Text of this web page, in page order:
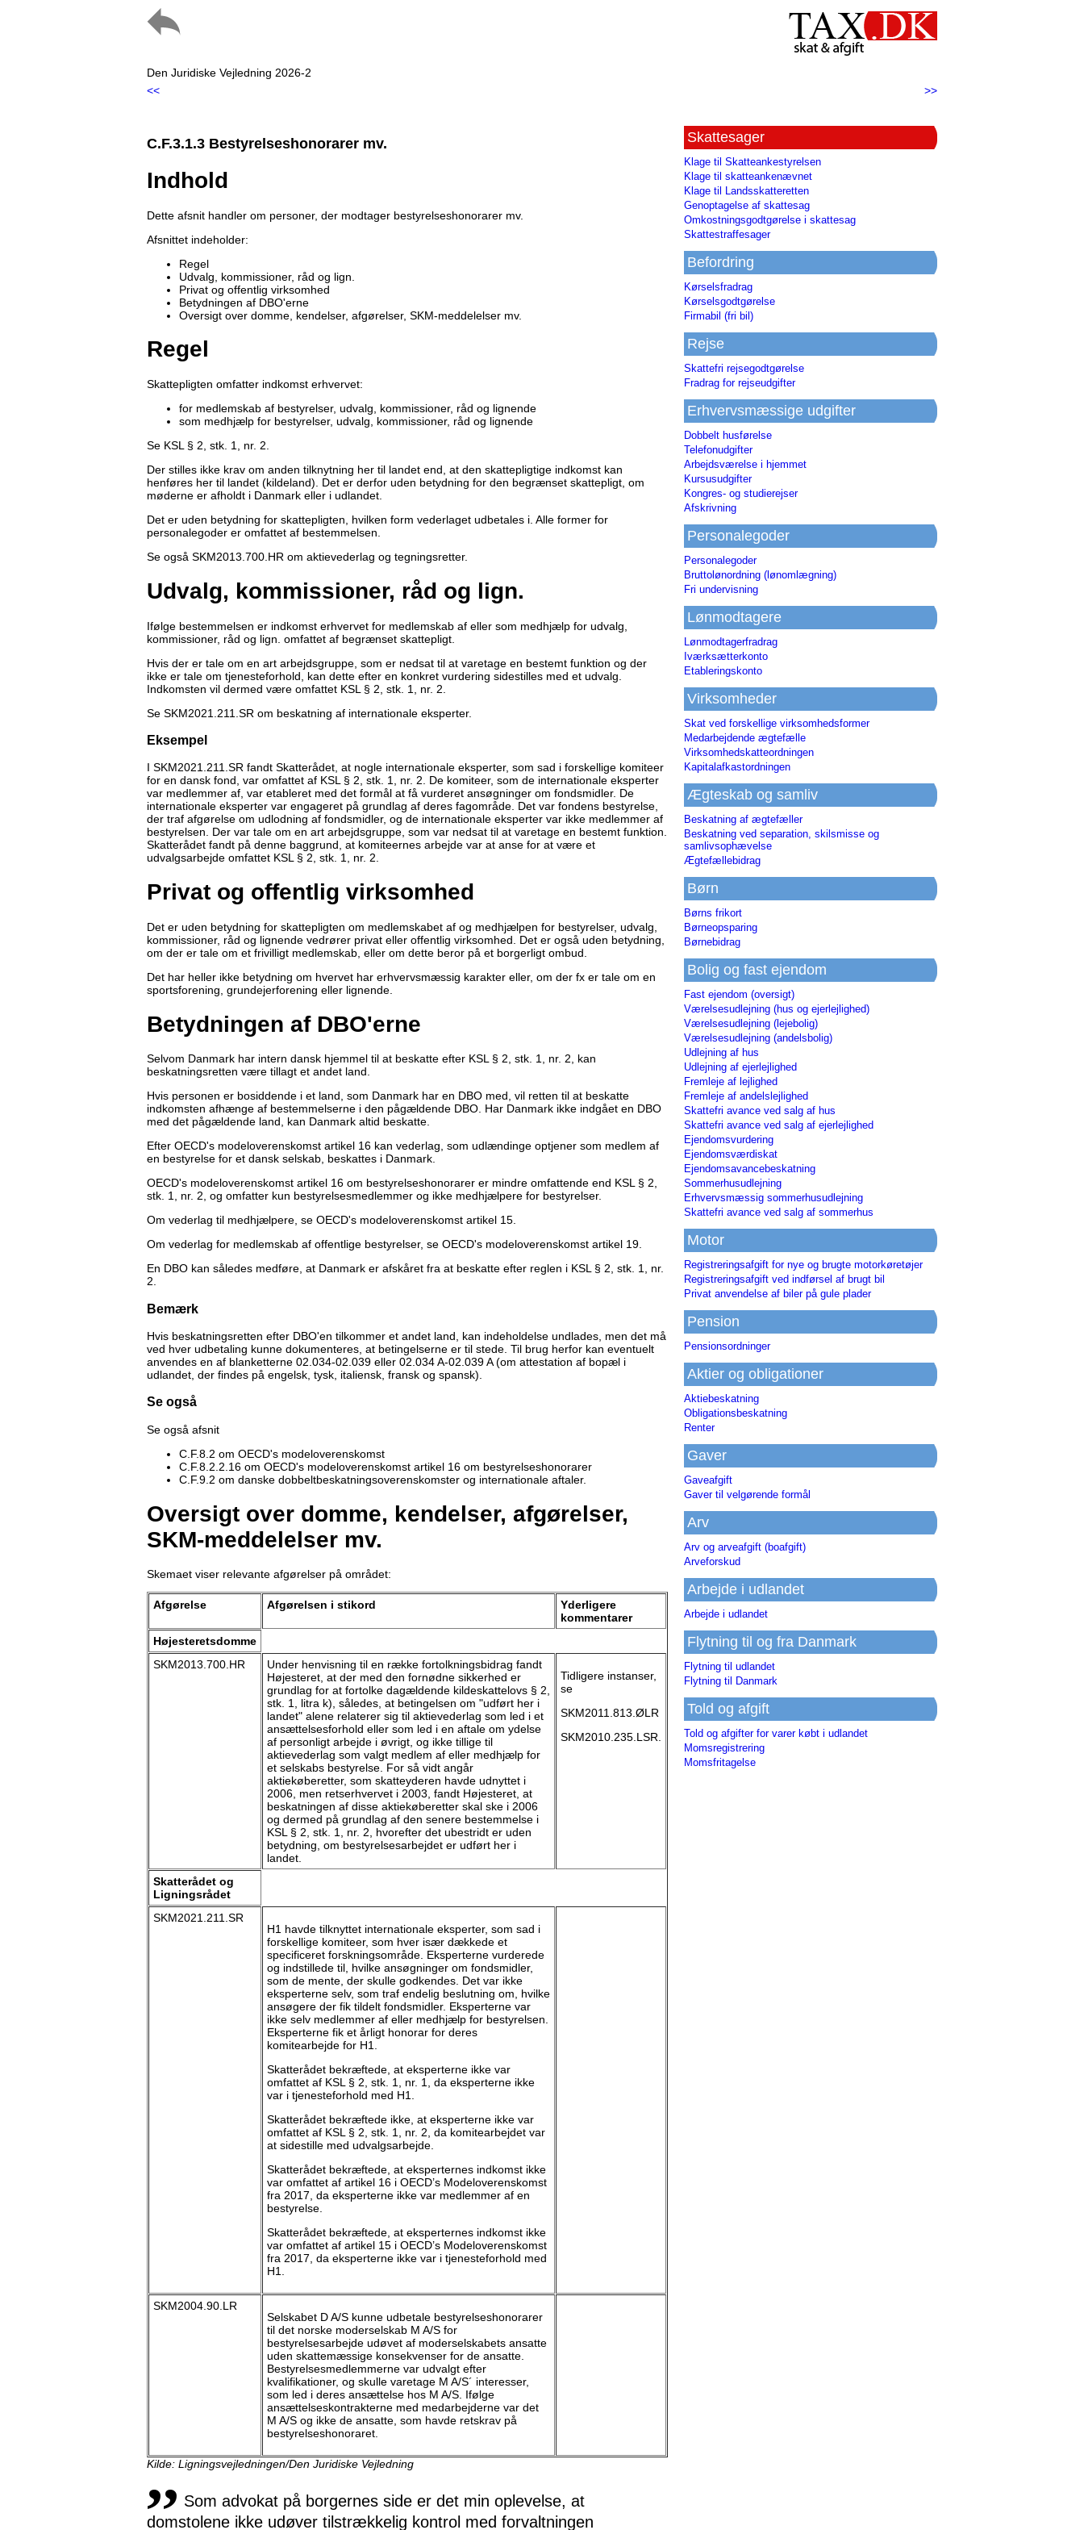
Den Juridiske Vejledning 2026-2
<<
>>
C.F.3.1.3 Bestyrelseshonorarer mv.
Indhold
Dette afsnit handler om personer, der modtager bestyrelseshonorarer mv.
Afsnittet indeholder:
Regel
Udvalg, kommissioner, råd og lign.
Privat og offentlig virksomhed
Betydningen af DBO'erne
Oversigt over domme, kendelser, afgørelser, SKM-meddelelser mv.
Regel
Skattepligten omfatter indkomst erhvervet:
for medlemskab af bestyrelser, udvalg, kommissioner, råd og lignende
som medhjælp for bestyrelser, udvalg, kommissioner, råd og lignende
Se KSL § 2, stk. 1, nr. 2.
Der stilles ikke krav om anden tilknytning her til landet end, at den skattepligtige indkomst kan
henføres her til landet (kildeland). Det er derfor uden betydning for den begrænset skattepligt, om
møderne er afholdt i Danmark eller i udlandet.
Det er uden betydning for skattepligten, hvilken form vederlaget udbetales i. Alle former for
personalegoder er omfattet af bestemmelsen.
Se også SKM2013.700.HR om aktievederlag og tegningsretter.
Udvalg, kommissioner, råd og lign.
Ifølge bestemmelsen er indkomst erhvervet for medlemskab af eller som medhjælp for udvalg,
kommissioner, råd og lign. omfattet af begrænset skattepligt.
Hvis der er tale om en art arbejdsgruppe, som er nedsat til at varetage en bestemt funktion og der
ikke er tale om tjenesteforhold, kan dette efter en konkret vurdering sidestilles med et udvalg.
Indkomsten vil dermed være omfattet KSL § 2, stk. 1, nr. 2.
Se SKM2021.211.SR om beskatning af internationale eksperter.
Eksempel
I SKM2021.211.SR fandt Skatterådet, at nogle internationale eksperter, som sad i forskellige komiteer
for en dansk fond, var omfattet af KSL § 2, stk. 1, nr. 2. De komiteer, som de internationale eksperter
var medlemmer af, var etableret med det formål at få vurderet ansøgninger om fondsmidler. De
internationale eksperter var engageret på grundlag af deres fagområde. Det var fondens bestyrelse,
der traf afgørelse om udlodning af fondsmidler, og de internationale eksperter var ikke medlemmer af
bestyrelsen. Der var tale om en art arbejdsgruppe, som var nedsat til at varetage en bestemt funktion.
Skatterådet fandt på denne baggrund, at komiteernes arbejde var at anse for at være et
udvalgsarbejde omfattet KSL § 2, stk. 1, nr. 2.
Privat og offentlig virksomhed
Det er uden betydning for skattepligten om medlemskabet af og medhjælpen for bestyrelser, udvalg,
kommissioner, råd og lignende vedrører privat eller offentlig virksomhed. Det er også uden betydning,
om der er tale om et frivilligt medlemskab, eller om dette beror på et borgerligt ombud.
Det har heller ikke betydning om hvervet har erhvervsmæssig karakter eller, om der fx er tale om en
sportsforening, grundejerforening eller lignende.
Betydningen af DBO'erne
Selvom Danmark har intern dansk hjemmel til at beskatte efter KSL § 2, stk. 1, nr. 2, kan
beskatningsretten være tillagt et andet land.
Hvis personen er bosiddende i et land, som Danmark har en DBO med, vil retten til at beskatte
indkomsten afhænge af bestemmelserne i den pågældende DBO. Har Danmark ikke indgået en DBO
med det pågældende land, kan Danmark altid beskatte.
Efter OECD's modeloverenskomst artikel 16 kan vederlag, som udlændinge optjener som medlem af
en bestyrelse for et dansk selskab, beskattes i Danmark.
OECD's modeloverenskomst artikel 16 om bestyrelseshonorarer er mindre omfattende end KSL § 2,
stk. 1, nr. 2, og omfatter kun bestyrelsesmedlemmer og ikke medhjælpere for bestyrelser.
Om vederlag til medhjælpere, se OECD's modeloverenskomst artikel 15.
Om vederlag for medlemskab af offentlige bestyrelser, se OECD's modeloverenskomst artikel 19.
En DBO kan således medføre, at Danmark er afskåret fra at beskatte efter reglen i KSL § 2, stk. 1, nr.
2.
Bemærk
Hvis beskatningsretten efter DBO'en tilkommer et andet land, kan indeholdelse undlades, men det må
ved hver udbetaling kunne dokumenteres, at betingelserne er til stede. Til brug herfor kan eventuelt
anvendes en af blanketterne 02.034-02.039 eller 02.034 A-02.039 A (om attestation af bopæl i
udlandet, der findes på engelsk, tysk, italiensk, fransk og spansk).
Se også
Se også afsnit
C.F.8.2 om OECD's modeloverenskomst
C.F.8.2.2.16 om OECD's modeloverenskomst artikel 16 om bestyrelseshonorarer
C.F.9.2 om danske dobbeltbeskatningsoverenskomster og internationale aftaler.
Oversigt over domme, kendelser, afgørelser,
SKM-meddelelser mv.
Skemaet viser relevante afgørelser på området:
Afgørelse Afgørelsen i stikord
Yderligere
kommentarer
Højesteretsdomme
SKM2013.700.HR
Under henvisning til en række fortolkningsbidrag fandt
Højesteret, at der med den fornødne sikkerhed er
grundlag for at fortolke dagældende kildeskattelovs § 2,
stk. 1, litra k), således, at betingelsen om "udført her i
landet" alene relaterer sig til aktievederlag som led i et
ansættelsesforhold eller som led i en aftale om ydelse
af personligt arbejde i øvrigt, og ikke tillige til
aktievederlag som valgt medlem af eller medhjælp for
et selskabs bestyrelse. For så vidt angår
aktiekøberetter, som skatteyderen havde udnyttet i
2006, men retserhvervet i 2003, fandt Højesteret, at
beskatningen af disse aktiekøberetter skal ske i 2006
og dermed på grundlag af den senere bestemmelse i
KSL § 2, stk. 1, nr. 2, hvorefter det ubestridt er uden
betydning, om bestyrelsesarbejdet er udført her i
landet.
Tidligere instanser,
se
SKM2011.813.ØLR
SKM2010.235.LSR.
Skatterådet og
Ligningsrådet
SKM2021.211.SR
H1 havde tilknyttet internationale eksperter, som sad i
forskellige komiteer, som hver især dækkede et
specificeret forskningsområde. Eksperterne vurderede
og indstillede til, hvilke ansøgninger om fondsmidler,
som de mente, der skulle godkendes. Det var ikke
eksperterne selv, som traf endelig beslutning om, hvilke
ansøgere der fik tildelt fondsmidler. Eksperterne var
ikke selv medlemmer af eller medhjælp for bestyrelsen.
Eksperterne fik et årligt honorar for deres
komitearbejde for H1.
Skatterådet bekræftede, at eksperterne ikke var
omfattet af KSL § 2, stk. 1, nr. 1, da eksperterne ikke
var i tjenesteforhold med H1.
Skatterådet bekræftede ikke, at eksperterne ikke var
omfattet af KSL § 2, stk. 1, nr. 2, da komitearbejdet var
at sidestille med udvalgsarbejde.
Skatterådet bekræftede, at eksperternes indkomst ikke
var omfattet af artikel 16 i OECD’s Modeloverenskomst
fra 2017, da eksperterne ikke var medlemmer af en
bestyrelse.
Skatterådet bekræftede, at eksperternes indkomst ikke
var omfattet af artikel 15 i OECD’s Modeloverenskomst
fra 2017, da eksperterne ikke var i tjenesteforhold med
H1.
SKM2004.90.LR
Selskabet D A/S kunne udbetale bestyrelseshonorarer
til det norske moderselskab M A/S for
bestyrelsesarbejde udøvet af moderselskabets ansatte
uden skattemæssige konsekvenser for de ansatte.
Bestyrelsesmedlemmerne var udvalgt efter
kvalifikationer, og skulle varetage M A/S´ interesser,
som led i deres ansættelse hos M A/S. Ifølge
ansættelseskontrakterne med medarbejderne var det
M A/S og ikke de ansatte, som havde retskrav på
bestyrelseshonoraret.
Kilde: Ligningsvejledningen/Den Juridiske Vejledning
,, Som advokat på borgernes side er det min oplevelse, at
domstolene ikke udøver tilstrækkelig kontrol med forvaltningen
Skattesager
Klage til Skatteankestyrelsen
Klage til skatteankenævnet
Klage til Landsskatteretten
Genoptagelse af skattesag
Omkostningsgodtgørelse i skattesag
Skattestraffesager
Befordring
Kørselsfradrag
Kørselsgodtgørelse
Firmabil (fri bil)
Rejse
Skattefri rejsegodtgørelse
Fradrag for rejseudgifter
Erhvervsmæssige udgifter
Dobbelt husførelse
Telefonudgifter
Arbejdsværelse i hjemmet
Kursusudgifter
Kongres- og studierejser
Afskrivning
Personalegoder
Personalegoder
Bruttolønordning (lønomlægning)
Fri undervisning
Lønmodtagere
Lønmodtagerfradrag
Iværksætterkonto
Etableringskonto
Virksomheder
Skat ved forskellige virksomhedsformer
Medarbejdende ægtefælle
Virksomhedskatteordningen
Kapitalafkastordningen
Ægteskab og samliv
Beskatning af ægtefæller
Beskatning ved separation, skilsmisse og
samlivsophævelse
Ægtefællebidrag
Børn
Børns frikort
Børneopsparing
Børnebidrag
Bolig og fast ejendom
Fast ejendom (oversigt)
Værelsesudlejning (hus og ejerlejlighed)
Værelsesudlejning (lejebolig)
Værelsesudlejning (andelsbolig)
Udlejning af hus
Udlejning af ejerlejlighed
Fremleje af lejlighed
Fremleje af andelslejlighed
Skattefri avance ved salg af hus
Skattefri avance ved salg af ejerlejlighed
Ejendomsvurdering
Ejendomsværdiskat
Ejendomsavancebeskatning
Sommerhusudlejning
Erhvervsmæssig sommerhusudlejning
Skattefri avance ved salg af sommerhus
Motor
Registreringsafgift for nye og brugte motorkøretøjer
Registreringsafgift ved indførsel af brugt bil
Privat anvendelse af biler på gule plader
Pension
Pensionsordninger
Aktier og obligationer
Aktiebeskatning
Obligationsbeskatning
Renter
Gaver
Gaveafgift
Gaver til velgørende formål
Arv
Arv og arveafgift (boafgift)
Arveforskud
Arbejde i udlandet
Arbejde i udlandet
Flytning til og fra Danmark
Flytning til udlandet
Flytning til Danmark
Told og afgift
Told og afgifter for varer købt i udlandet
Momsregistrering
Momsfritagelse